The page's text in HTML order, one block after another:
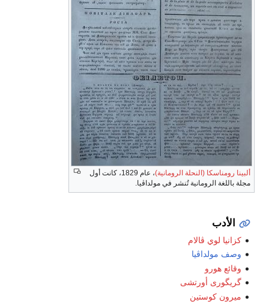
ألبينا رومناسكا (النحلة الرومانية)
، عام 1829، كانت أول
مجلة باللغة الرومانية تُنشر في مولداڤيا.
الأدب
كزانيا لوي ڤالام
وصف مولداڤيا
وقائع هورو
گريگورى أورتشى
ميرون كوستين